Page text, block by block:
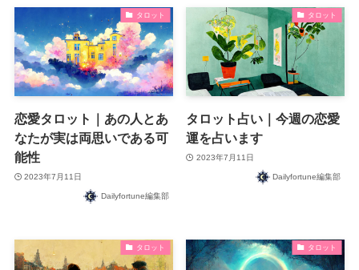
タロット
恋愛タロット｜あの人とあ
なたが実は両思いである可
能性
2023年7月11日
Dailyfortune編集部
タロット
タロット占い｜今週の恋愛
運を占います
2023年7月11日
Dailyfortune編集部
タロット タロット